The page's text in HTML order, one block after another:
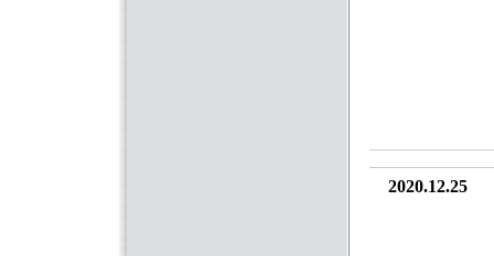
2020.12.25